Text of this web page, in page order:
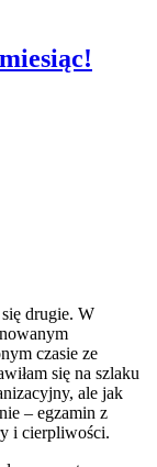
drugie. W
czasie ze
się na szlaku
ale jak
– egzamin z
i cierpliwości.